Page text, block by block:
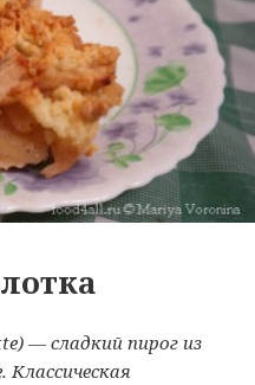
— сладкий пирог из
Классическая